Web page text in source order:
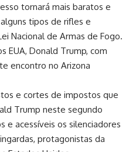
tornará mais baratos e
tipos de rifles e
Nacional de Armas de Fogo.
EUA, Donald Trump, com
encontro no Arizona
e cortes de impostos que
Trump neste segundo
e acessíveis os silenciadores
protagonistas da